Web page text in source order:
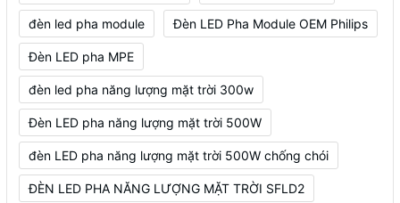
đèn led pha module Đèn LED Pha Module OEM Philips
Đèn LED pha MPE
đèn led pha năng lượng mặt trời 300w
Đèn LED pha năng lượng mặt trời 500W
đèn LED pha năng lượng mặt trời 500W chống chói
ĐÈN LED PHA NĂNG LƯỢNG MẶT TRỜI SFLD2